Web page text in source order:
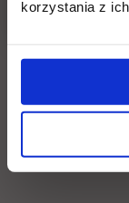
korzystania z ich